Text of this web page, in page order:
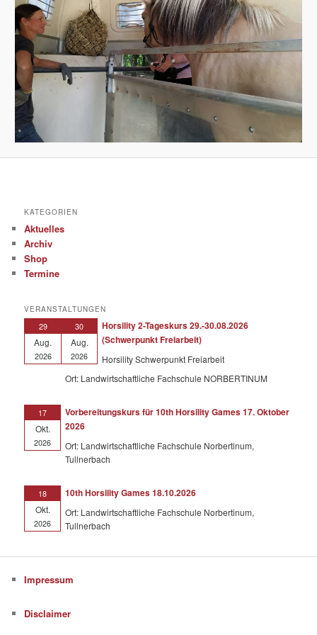
KATEGORIEN
Aktuelles
Archiv
Shop
Termine
VERANSTALTUNGEN
29
Aug.
2026
30
Aug.
2026
Horsility 2-Tageskurs 29.-30.08.2026
(Schwerpunkt Freiarbeit)
Horsility Schwerpunkt Freiarbeit
Ort: Landwirtschaftliche Fachschule NORBERTINUM
17
Okt.
2026
Vorbereitungskurs für 10th Horsility Games 17. Oktober
2026
Ort: Landwirtschaftliche Fachschule Norbertinum,
Tullnerbach
18
Okt.
2026
10th Horsility Games 18.10.2026
Ort: Landwirtschaftliche Fachschule Norbertinum,
Tullnerbach
Impressum
Disclaimer